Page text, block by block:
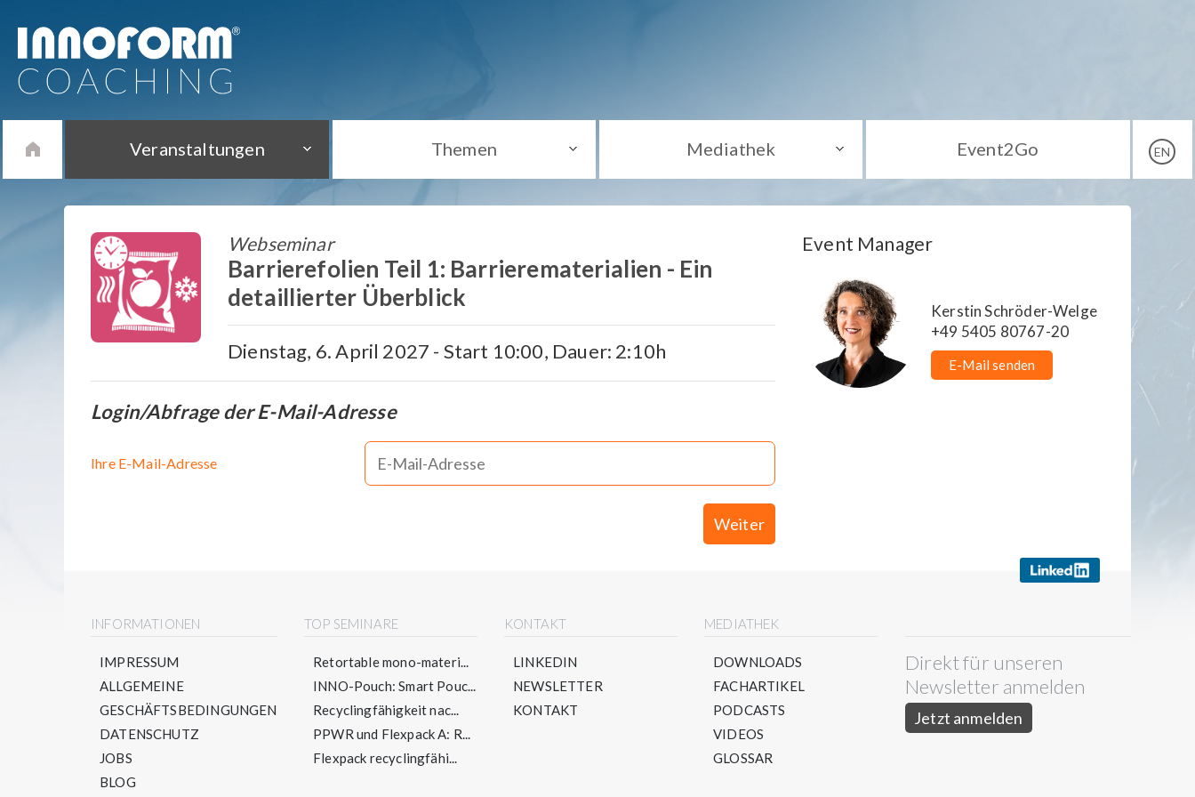
Veranstaltungen Themen Mediathek Event2Go EN
Webseminar
Barrierefolien Teil 1: Barrierematerialien - Ein
detaillierter Überblick
Dienstag, 6. April 2027 - Start 10:00, Dauer: 2:10h
Login/Abfrage der E-Mail-Adresse
Ihre E-Mail-Adresse
Weiter
Event Manager
Kerstin Schröder-Welge
+49 5405 80767-20
E-Mail senden
INFORMATIONEN
IMPRESSUM
ALLGEMEINE
GESCHÄFTSBEDINGUNGEN
DATENSCHUTZ
JOBS
BLOG
TOP SEMINARE
Retortable mono-materi...
INNO-Pouch: Smart Pouc...
Recyclingfähigkeit nac...
PPWR und Flexpack A: R...
Flexpack recyclingfähi...
KONTAKT
LINKEDIN
NEWSLETTER
KONTAKT
MEDIATHEK
DOWNLOADS
FACHARTIKEL
PODCASTS
VIDEOS
GLOSSAR
Direkt für unseren
Newsletter anmelden
Jetzt anmelden